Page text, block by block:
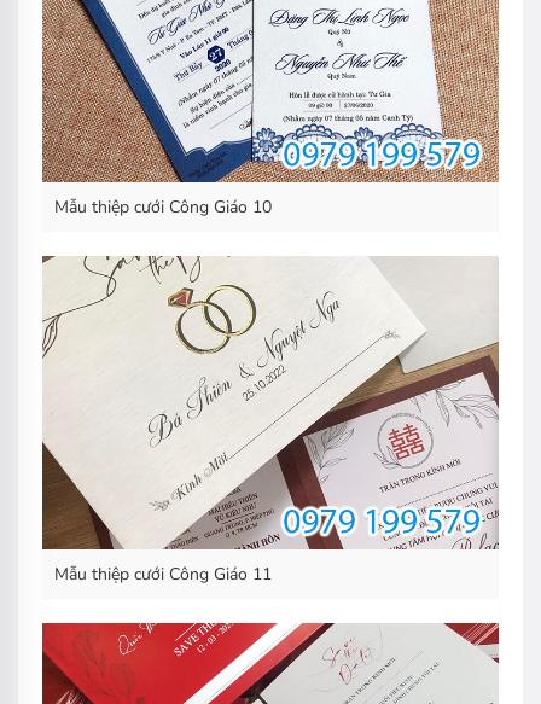
Mẫu thiệp cưới Công Giáo 10
Mẫu thiệp cưới Công Giáo 11